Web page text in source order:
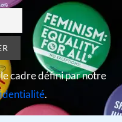
le cadre défini par notre
.